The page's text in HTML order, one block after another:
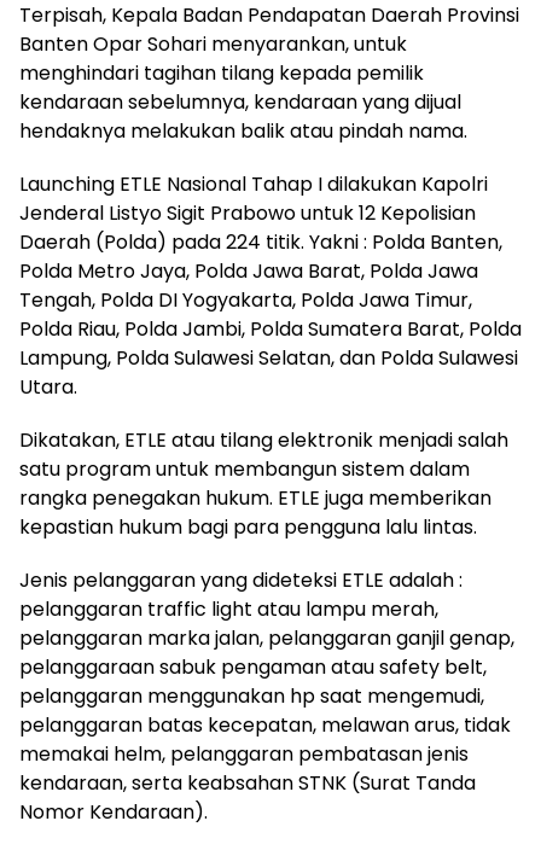
Terpisah, Kepala Badan Pendapatan Daerah Provinsi
Banten Opar Sohari menyarankan, untuk
menghindari tagihan tilang kepada pemilik
kendaraan sebelumnya, kendaraan yang dijual
hendaknya melakukan balik atau pindah nama.
Launching ETLE Nasional Tahap I dilakukan Kapolri
Jenderal Listyo Sigit Prabowo untuk 12 Kepolisian
Daerah (Polda) pada 224 titik. Yakni : Polda Banten,
Polda Metro Jaya, Polda Jawa Barat, Polda Jawa
Tengah, Polda DI Yogyakarta, Polda Jawa Timur,
Polda Riau, Polda Jambi, Polda Sumatera Barat, Polda
Lampung, Polda Sulawesi Selatan, dan Polda Sulawesi
Utara.
Dikatakan, ETLE atau tilang elektronik menjadi salah
satu program untuk membangun sistem dalam
rangka penegakan hukum. ETLE juga memberikan
kepastian hukum bagi para pengguna lalu lintas.
Jenis pelanggaran yang dideteksi ETLE adalah :
pelanggaran traffic light atau lampu merah,
pelanggaran marka jalan, pelanggaran ganjil genap,
pelanggaraan sabuk pengaman atau safety belt,
pelanggaran menggunakan hp saat mengemudi,
pelanggaran batas kecepatan, melawan arus, tidak
memakai helm, pelanggaran pembatasan jenis
kendaraan, serta keabsahan STNK (Surat Tanda
Nomor Kendaraan).